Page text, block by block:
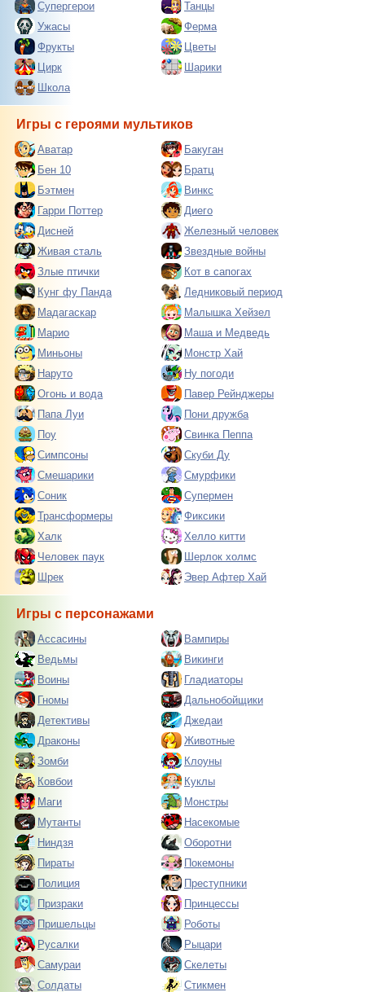
Супергерои
Танцы
Ужасы
Ферма
Фрукты
Цветы
Цирк
Шарики
Школа
Игры с героями мультиков
Аватар
Бакуган
Бен 10
Братц
Бэтмен
Винкс
Гарри Поттер
Диего
Дисней
Железный человек
Живая сталь
Звездные войны
Злые птички
Кот в сапогах
Кунг фу Панда
Ледниковый период
Мадагаскар
Малышка Хейзел
Марио
Маша и Медведь
Миньоны
Монстр Хай
Наруто
Ну погоди
Огонь и вода
Павер Рейнджеры
Папа Луи
Пони дружба
Поу
Свинка Пеппа
Симпсоны
Скуби Ду
Смешарики
Смурфики
Соник
Супермен
Трансформеры
Фиксики
Халк
Хелло китти
Человек паук
Шерлок холмс
Шрек
Эвер Афтер Хай
Игры с персонажами
Ассасины
Вампиры
Ведьмы
Викинги
Воины
Гладиаторы
Гномы
Дальнобойщики
Детективы
Джедаи
Драконы
Животные
Зомби
Клоуны
Ковбои
Куклы
Маги
Монстры
Мутанты
Насекомые
Ниндзя
Оборотни
Пираты
Покемоны
Полиция
Преступники
Призраки
Принцессы
Пришельцы
Роботы
Русалки
Рыцари
Самураи
Скелеты
Солдаты
Стикмен